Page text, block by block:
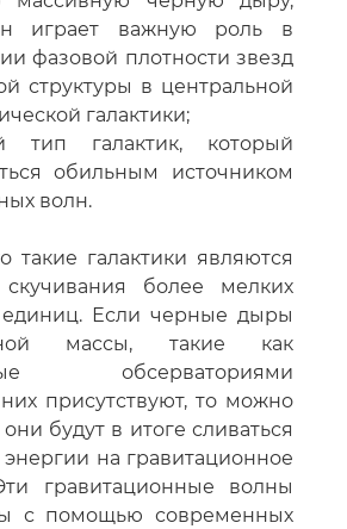
играет важную роль в
фазовой плотности звезд
структуры в центральной
галактики;
тип галактик, который
обильным источником
волн.
такие галактики являются
скучивания более мелких
единиц. Если черные дыры
массы, такие как
обсерваториями
них присутствуют, то можно
они будут в итоге сливаться
на гравитационное
гравитационные волны
с помощью современных